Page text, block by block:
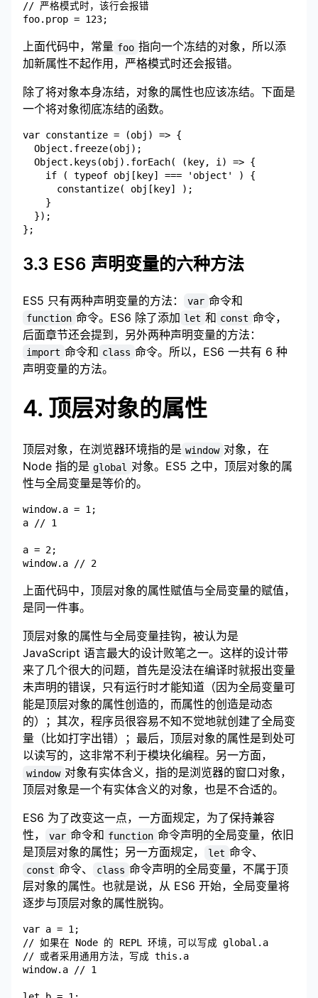
// 严格模式时，该行会报错
上面代码中，常量 foo 指向一个冻结的对象，所以添
加新属性不起作用，严格模式时还会报错。
除了将对象本身冻结，对象的属性也应该冻结。下面是
一个将对象彻底冻结的函数。
var constantize = (obj) => {
  Object.freeze(obj);
  Object.keys(obj).forEach( (key, i) => {
    if ( typeof obj[key] === 'object' ) {
      constantize( obj[key] );
    }
  });
3.3 ES6 声明变量的六种方法
ES5 只有两种声明变量的方法： var 命令和
function 命令。ES6 除了添加 let 和 const 命令，
后面章节还会提到，另外两种声明变量的方法：
import 命令和 class 命令。所以，ES6 一共有 6 种
声明变量的方法。
4. 顶层对象的属性
顶层对象，在浏览器环境指的是 window 对象，在
Node 指的是 global
对象。ES5 之中，顶层对象的属
性与全局变量是等价的。
window.a = 1;
a // 1
a = 2;
上面代码中，顶层对象的属性赋值与全局变量的赋值，
是同一件事。
顶层对象的属性与全局变量挂钩，被认为是
JavaScript 语言最大的设计败笔之一。这样的设计带
来了几个很大的问题，首先是没法在编译时就报出变量
未声明的错误，只有运行时才能知道（因为全局变量可
能是顶层对象的属性创造的，而属性的创造是动态
的）；其次，程序员很容易不知不觉地就创建了全局变
量（比如打字出错）；最后，顶层对象的属性是到处可
以读写的，这非常不利于模块化编程。另一方面，
window 对象有实体含义，指的是浏览器的窗口对象，
顶层对象是一个有实体含义的对象，也是不合适的。
ES6 为了改变这一点，一方面规定，为了保持兼容
性，
var 命令和 function 命令声明的全局变量，依旧
是顶层对象的属性；另一方面规定，
let 命令、
const 命令、 class 命令声明的全局变量，不属于顶
层对象的属性。也就是说，从 ES6 开始，全局变量将
逐步与顶层对象的属性脱钩。
var a = 1;
// 如果在 Node 的 REPL 环境，可以写成 global.a
// 或者采用通用方法，写成 this.a
window.a // 1